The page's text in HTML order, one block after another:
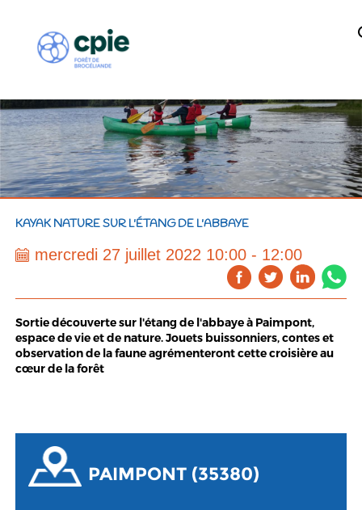
KAYAK NATURE SUR L'ÉTANG DE L'ABBAYE
mercredi 27 juillet 2022 10:00 - 12:00
Sortie découverte sur l'étang de l'abbaye à Paimpont,
espace de vie et de nature. Jouets buissonniers, contes et
observation de la faune agrémenteront cette croisière au
cœur de la forêt
PAIMPONT (35380)